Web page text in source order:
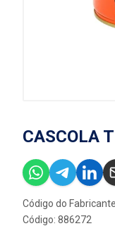
CASCOLA
Código do
Código: 886272